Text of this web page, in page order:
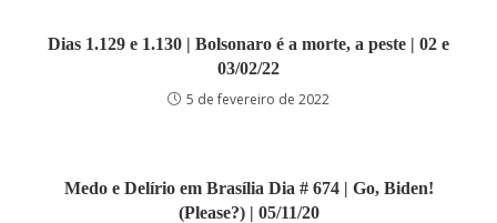
Dias 1.129 e 1.130 | Bolsonaro é a morte, a peste | 02 e
03/02/22
5 de fevereiro de 2022
Medo e Delírio em Brasília Dia # 674 | Go, Biden!
(Please?) | 05/11/20